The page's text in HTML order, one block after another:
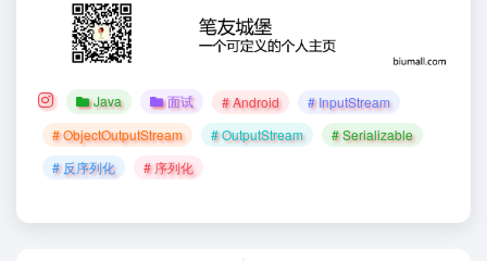
Java 面试 # Android
# InputStream
# ObjectOutputStream
# OutputStream
# Serializable
# 反序列化
# 序列化